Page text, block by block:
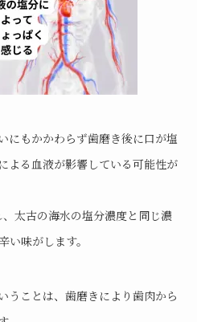
にもかかわらず歯磨き後に口が塩
よる血液が影響している可能性が
太古の海水の塩分濃度と同じ濃
味がします。
うことは、歯磨きにより歯肉から